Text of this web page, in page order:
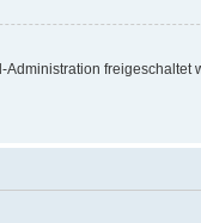
freigeschaltet